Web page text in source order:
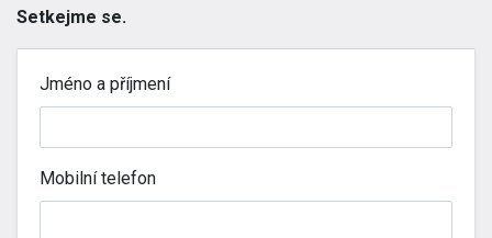
Setkejme se.
Jméno a příjmení
Mobilní telefon